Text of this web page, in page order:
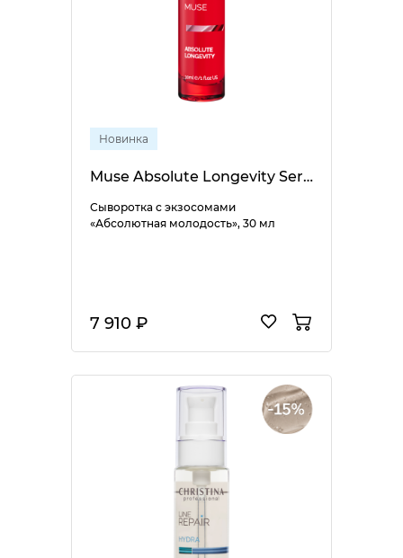
Новинка
Muse Absolute Longevity Serum
Сыворотка с экзосомами
«Абсолютная молодость», 30 мл
7 910 ₽